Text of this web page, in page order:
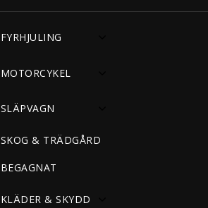
FYRHJULING
MOTORCYKEL
SLÄPVAGN
SKOG & TRÄDGÅRD
BEGAGNAT
KLÄDER & SKYDD